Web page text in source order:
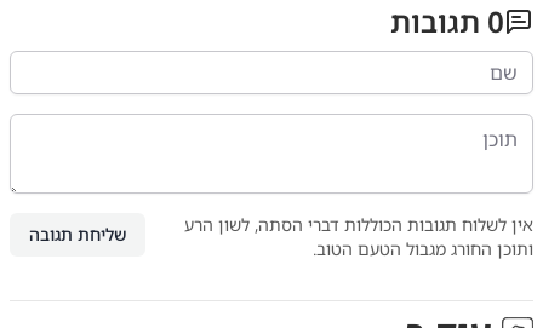
0 תגובות
אין לשלוח תגובות הכוללות דברי הסתה, לשון הרע
ותוכן החורג מגבול הטעם הטוב.
שליחת תגובה